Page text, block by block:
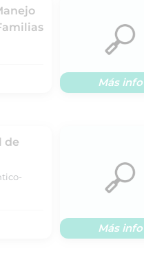
Más info
de
Más info